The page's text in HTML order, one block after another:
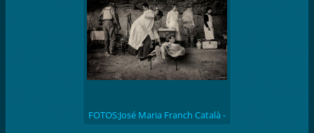
FOTOS:José Maria Franch Català -